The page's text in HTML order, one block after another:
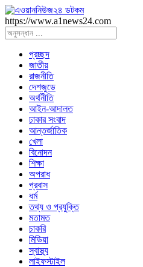
https://www.a1news24.com
প্রচ্ছদ
জাতীয়
রাজনীতি
দেশজুডে
অর্থনীতি
আইন-আদালত
ঢাকার সংবাদ
আন্তর্জাতিক
খেলা
বিনোদন
শিক্ষা
অপরাধ
প্রবাস
ধর্ম
তথ্য ও প্রযুক্তি
মতামত
চাকরি
মিডিয়া
স্বাস্থ্য
লাইফস্টাইল